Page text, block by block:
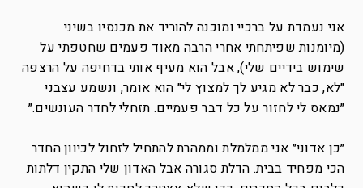
אני נעמדת על ברכיי ומוכנה להוריד את מכנסיו בשיני
(מיומנות שפיתחתי אחרי הרבה מאוד פעמים שחטפתי על
שימוש בידיים שלי), אבל הוא מעיף אותי בדחיפה על הרצפה
״לא, כבר לא מגיע לך למצוץ לי״ הוא אומר, ונשמע עצבני
״נמאס לי לחזור על כל דבר פעמיים. תזחלי לחדר העונשים.״
״כן אדוני״ אני ממלמלת וממהרת להתחיל לזחול לכיוון החדר
הכי מפחיד בבית. הדלת סגורה אבל האדון שלי התקין דלתות